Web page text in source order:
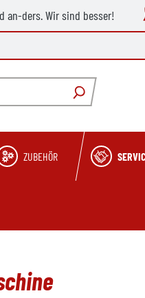
an-ders. Wir sind besser!
ZUBEHÖR